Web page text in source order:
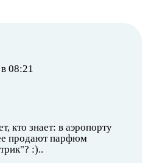
08:21
кто знает: в аэропорту
продают парфюм
:)..